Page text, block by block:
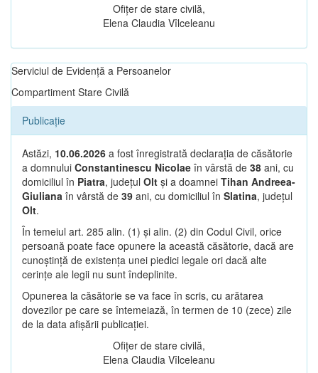
Ofițer de stare civilă,
Elena Claudia Vîlceleanu
Serviciul de Evidență a Persoanelor
Compartiment Stare Civilă
Publicație
Astăzi, 10.06.2026 a fost înregistrată declarația de căsătorie
a domnului Constantinescu Nicolae în vârstă de 38 ani, cu
domiciliul în Piatra, județul Olt și a doamnei Tihan Andreea-
Giuliana în vârstă de 39 ani, cu domiciliul în Slatina, județul
Olt.
În temeiul art. 285 alin. (1) și alin. (2) din Codul Civil, orice
persoană poate face opunere la această căsătorie, dacă are
cunoștință de existența unei piedici legale ori dacă alte
cerințe ale legii nu sunt îndeplinite.
Opunerea la căsătorie se va face în scris, cu arătarea
dovezilor pe care se întemeiază, în termen de 10 (zece) zile
de la data afișării publicației.
Ofițer de stare civilă,
Elena Claudia Vîlceleanu